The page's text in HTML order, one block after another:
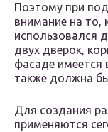
Поэтому при
внимание на то,
использовался
двух дверок,
фасаде имеется
также должна
Для создания
применяются